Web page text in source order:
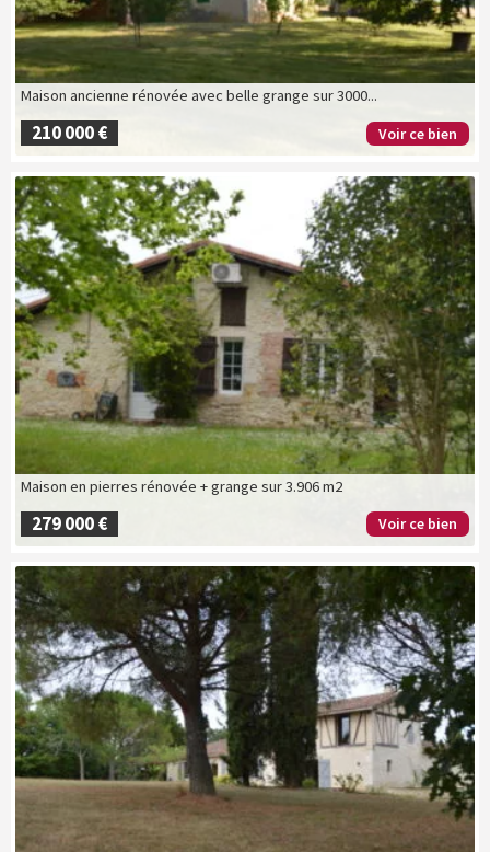
Maison ancienne rénovée avec belle grange sur 3000...
210 000 € Voir ce bien
Maison en pierres rénovée + grange sur 3.906 m2
279 000 € Voir ce bien